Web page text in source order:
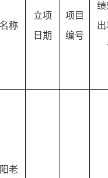
称
立项
日期
项目
编号
绩
老